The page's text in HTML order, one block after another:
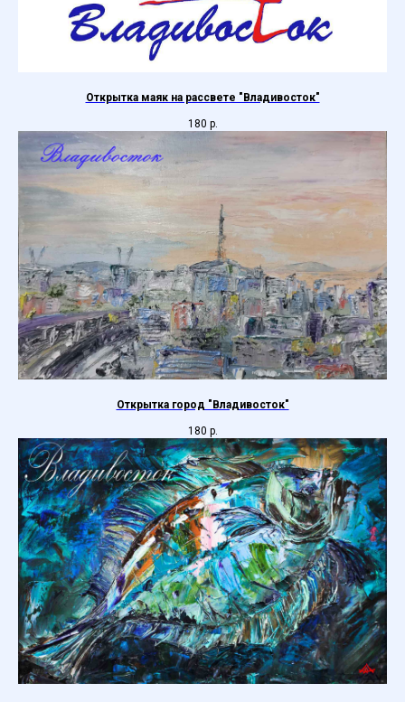
Открытка маяк на рассвете "Владивосток"
180 р.
Открытка город "Владивосток"
180 р.